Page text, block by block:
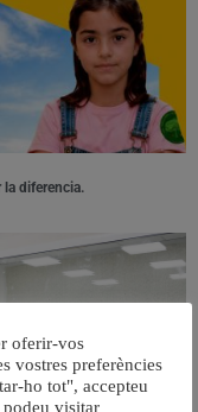
la diferencia.
oferir-vos
vostres preferències
ho tot", accepteu
podeu visitar